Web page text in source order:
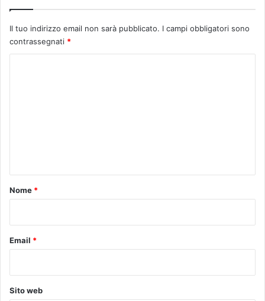
Il tuo indirizzo email non sarà pubblicato. I campi obbligatori sono
contrassegnati *
o
Nome *
Email *
Sito web